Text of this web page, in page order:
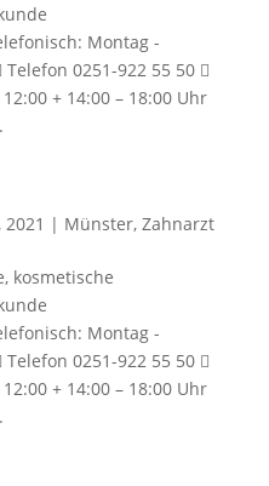
Montag -
0251-922 55 50 
+ 14:00 – 18:00 Uhr
2021 | Münster, Zahnarzt
kosmetische
Montag -
0251-922 55 50 
+ 14:00 – 18:00 Uhr